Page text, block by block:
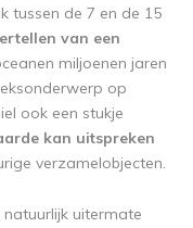
tussen de 7 en de 15
van een
miljoenen jaren
op
ook een stukje
kan uitspreken
verzamelobjecten.
uitermate